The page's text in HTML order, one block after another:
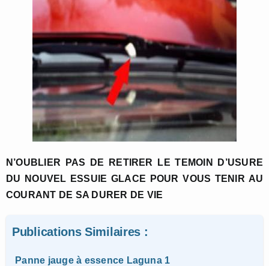
N’OUBLIER PAS DE RETIRER LE TEMOIN D’USURE
DU NOUVEL ESSUIE GLACE POUR VOUS TENIR AU
COURANT DE SA DURER DE VIE
Publications Similaires :
Panne jauge à essence Laguna 1